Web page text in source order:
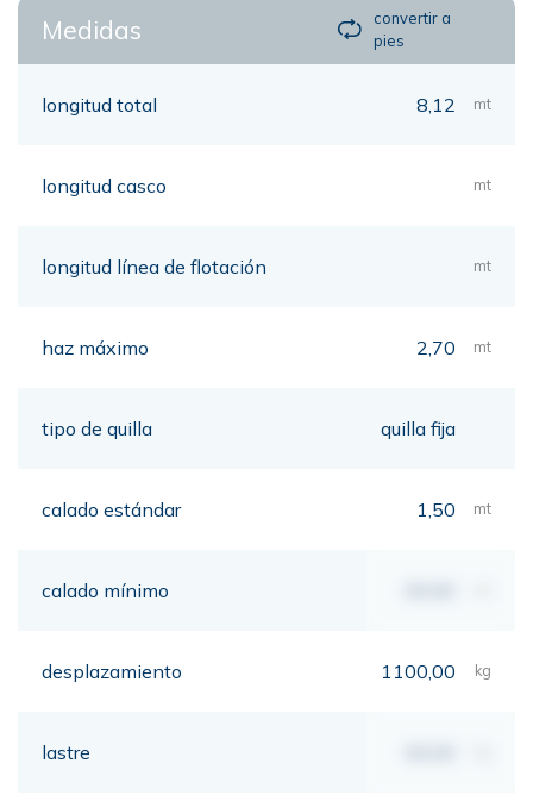
Medidas
convertir a
pies
longitud total 8,12 mt
longitud casco mt
longitud línea de flotación mt
haz máximo 2,70 mt
tipo de quilla quilla fija
calado estándar 1,50 mt
calado mínimo
desplazamiento 1100,00 kg
lastre